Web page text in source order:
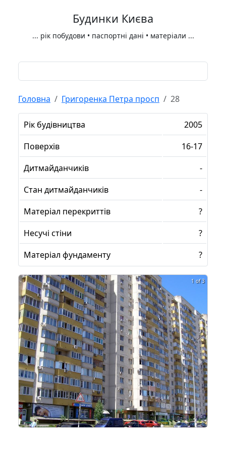
Будинки Києва
... рік побудови • паспортні дані • матеріали ...
Головна Григоренка Петра просп 28
Рік будівництва
2005
Поверхів
16-17
Дитмайданчиків
-
Стан дитмайданчиків
-
Матеріал перекриттів
?
Несучі стіни
?
Матеріал фундаменту
?
1 of 3